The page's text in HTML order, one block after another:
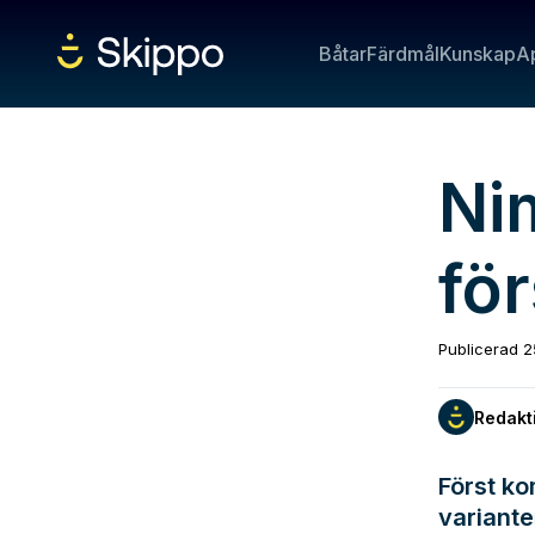
BåtarFärdmålKunskap
Publicerad
Först